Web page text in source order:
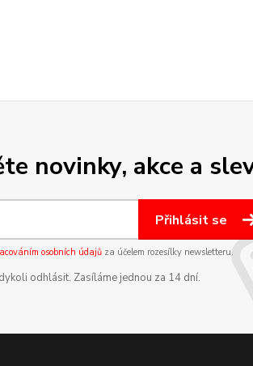
novinky, akce a
Přihlásit se
osobních údajůza účelem rozesílky newsletteru.
odhlásit. Zasíláme jednou za 14 dní.